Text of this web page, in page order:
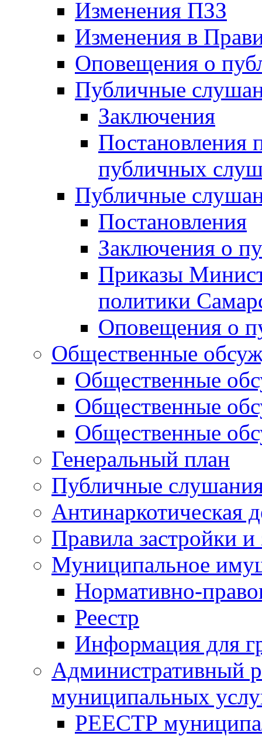
Изменения ПЗЗ
Изменения в
Оповещения о
Публичные
Заключения
Постановления
публичных
Публичные
Постановления
Заключения о
Приказы
политики
Оповещения о
Общественные
Общественные
Общественные
Общественные
Генеральный план
Публичные
Антинаркотическая
Правила застройки
Муниципальное
Нормативно-
Реестр
Информация для
Административный
муниципальных
РЕЕСТР